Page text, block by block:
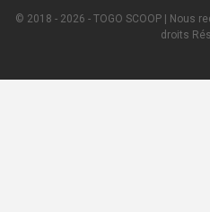
© 2018 - 2026 - TOGO SCOOP | Nous
droits